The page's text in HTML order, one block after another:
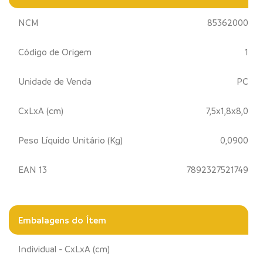
NCM 85362000
Código de Origem 1
Unidade de Venda PC
CxLxA (cm) 7,5x1,8x8,0
Peso Líquido Unitário (Kg) 0,0900
EAN 13 7892327521749
Embalagens do Ítem
Individual - CxLxA (cm)